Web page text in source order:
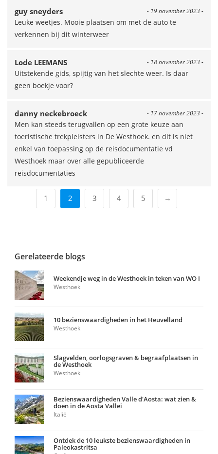
- 19 november 2023 -
guy sneyders
Leuke weetjes. Mooie plaatsen om met de auto te
verkennen bij dit winterweer
- 18 november 2023 -
Lode LEEMANS
Uitstekende gids, spijtig van het slechte weer. Is daar
geen boekje voor?
- 17 november 2023 -
danny neckebroeck
Men kan steeds terugvallen op een grote keuze aan
toeristische trekpleisters in De Westhoek. en dit is niet
enkel van toepassing op de reisdocumentatie vd
Westhoek maar over alle gepubliceerde
reisdocumentaties
1 2 3 4 5 →
Gerelateerde blogs
Weekendje weg in de Westhoek in teken van WO I
Westhoek
10 bezienswaardigheden in het Heuvelland
Westhoek
Slagvelden, oorlogsgraven & begraafplaatsen in
de Westhoek
Westhoek
Bezienswaardigheden Valle d'Aosta: wat zien &
doen in de Aosta Vallei
Italië
Ontdek de 10 leukste bezienswaardigheden in
Paleokastritsa